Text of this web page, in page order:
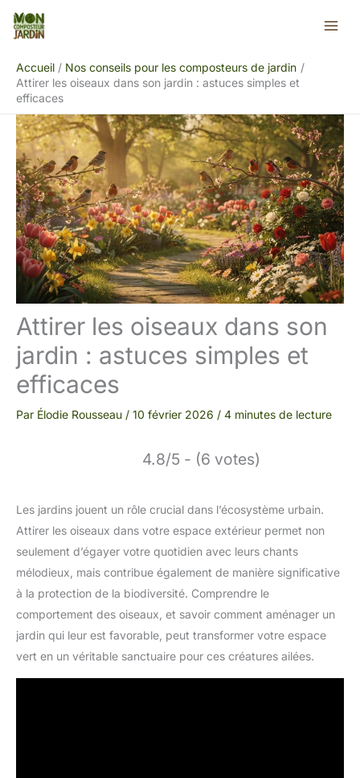
Aller
Accueil
Nos conseils pour les composteurs de jardin
Attirer les oiseaux dans son jardin : astuces simples et
efficaces
Attirer les oiseaux dans son
jardin : astuces simples et
efficaces
Par Élodie Rousseau / 10 février 2026 / 4 minutes de lecture
4.8/5 - (6 votes)
Les jardins jouent un rôle crucial dans l’écosystème urbain.
Attirer les oiseaux dans votre espace extérieur permet non
seulement d’égayer votre quotidien avec leurs chants
mélodieux, mais contribue également de manière significative
à la protection de la biodiversité. Comprendre le
comportement des oiseaux, et savoir comment aménager un
jardin qui leur est favorable, peut transformer votre espace
vert en un véritable sanctuaire pour ces créatures ailées.
Rechercher